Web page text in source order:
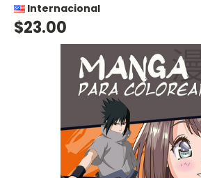
Internacional
$23.00